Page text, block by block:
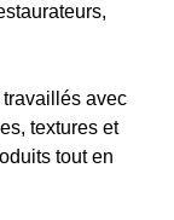
avec
textures et
tout en